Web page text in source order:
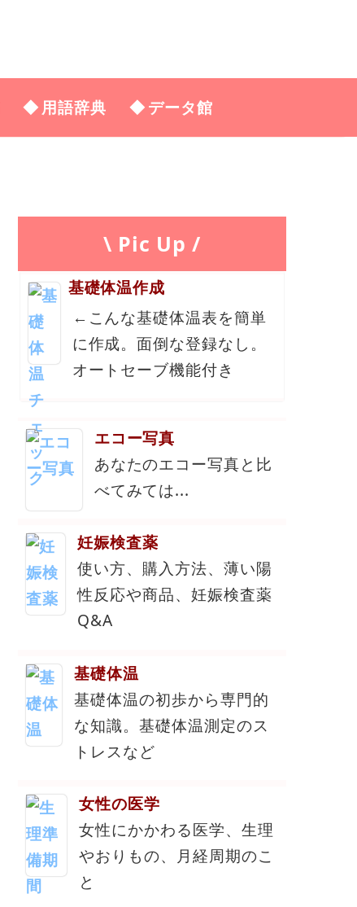
用語辞典 データ館
\ Pic Up /
基礎体温作成
←こんな基礎体温表を簡単
に作成。面倒な登録なし。
オートセーブ機能付き
エコー写真
あなたのエコー写真と比
べてみては...
妊娠検査薬
使い方、購入方法、薄い陽
性反応や商品、妊娠検査薬
Q&A
基礎体温
基礎体温の初歩から専門的
な知識。基礎体温測定のス
トレスなど
女性の医学
女性にかかわる医学、生理
やおりもの、月経周期のこ
と